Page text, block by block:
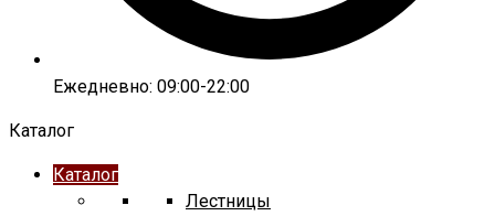
Ежедневно: 09:00-22:00
Каталог
Каталог
Лестницы